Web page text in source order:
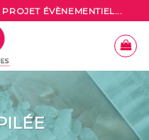
ÉVÈNEMENTIEL...